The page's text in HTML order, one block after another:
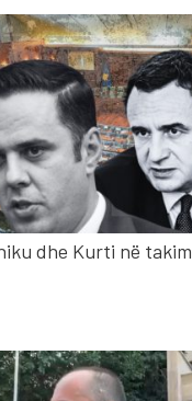
dhe Kurti në takim